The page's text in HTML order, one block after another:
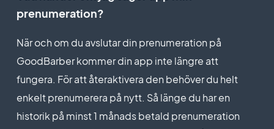
prenumeration?
När och om du avslutar din prenumeration på
GoodBarber kommer din app inte längre att
fungera. För att återaktivera den behöver du helt
enkelt prenumerera på nytt. Så länge du har en
historik på minst 1 månads betald prenumeration